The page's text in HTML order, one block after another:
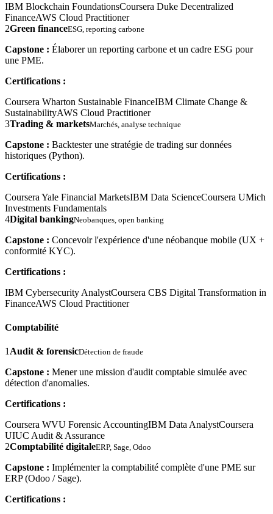
IBM Blockchain FoundationsCoursera Duke Decentralized
FinanceAWS Cloud Practitioner
2Green financeESG, reporting carbone
Capstone : Élaborer un reporting carbone et un cadre ESG pour
une PME.
Certifications :
Coursera Wharton Sustainable FinanceIBM Climate Change &
SustainabilityAWS Cloud Practitioner
3Trading & marketsMarchés, analyse technique
Capstone : Backtester une stratégie de trading sur données
historiques (Python).
Certifications :
Coursera Yale Financial MarketsIBM Data ScienceCoursera UMich
Investments Fundamentals
4Digital bankingNeobanques, open banking
Capstone : Concevoir l'expérience d'une néobanque mobile (UX +
conformité KYC).
Certifications :
IBM Cybersecurity AnalystCoursera CBS Digital Transformation in
FinanceAWS Cloud Practitioner
Comptabilité
1 Audit & forensicDétection de fraude
Capstone : Mener une mission d'audit comptable simulée avec
détection d'anomalies.
Certifications :
Coursera WVU Forensic AccountingIBM Data AnalystCoursera
UIUC Audit & Assurance
2Comptabilité digitaleERP, Sage, Odoo
Capstone : Implémenter la comptabilité complète d'une PME sur
ERP (Odoo / Sage).
Certifications :